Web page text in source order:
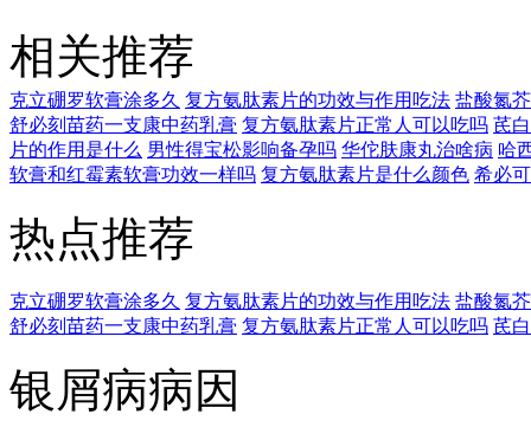
相关推荐
克立硼罗软膏涂多久 复方氨肽素片的功效与作用吃法 盐酸氮
舒必刻苗药一支康中药乳膏 复方氨肽素片正常人可以吃吗 芪
片的作用是什么 男性得宝松影响备孕吗 华佗肤康丸治啥病 哈
软膏和红霉素软膏功效一样吗 复方氨肽素片是什么颜色 希必
热点推荐
克立硼罗软膏涂多久 复方氨肽素片的功效与作用吃法 盐酸氮
舒必刻苗药一支康中药乳膏 复方氨肽素片正常人可以吃吗 芪
银屑病病因